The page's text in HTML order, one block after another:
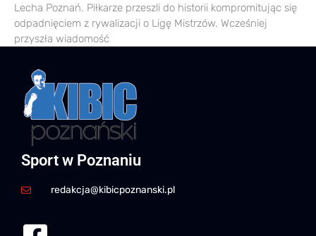
Lecha Poznań. Piłkarze przeszli do historii kompromitując się
odpadnięciem z rywalizacji o Ligę Mistrzów. Wcześniej
przyszła wiadomość
Sport w Poznaniu
redakcja@kibicpoznanski.pl